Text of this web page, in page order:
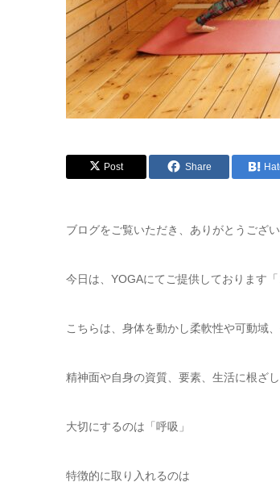
Post Share
ブログをご覧いただき、ありがとうござい
今日は、YOGAにてご提供しております
こちらは、身体を動かし柔軟性や可動域
精神面や自身の資質、要素、生活に根ざ
大切にするのは「呼吸」
特徴的に取り入れるのは